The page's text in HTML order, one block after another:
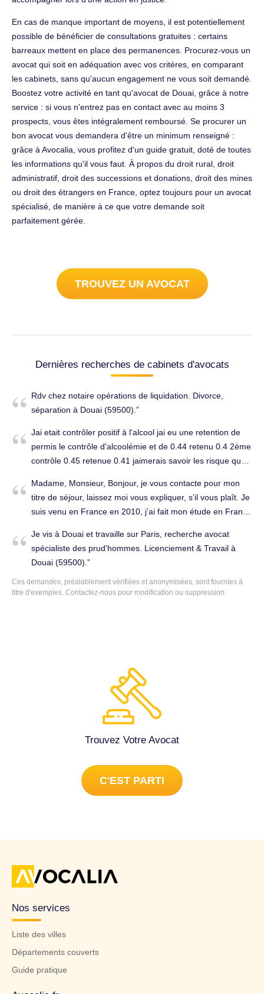
En cas de manque important de moyens, il est potentiellement
possible de bénéficier de consultations gratuites : certains
barreaux mettent en place des permanences. Procurez-vous un
avocat qui soit en adéquation avec vos critères, en comparant
les cabinets, sans qu'aucun engagement ne vous soit demandé.
Boostez votre activité en tant qu'avocat de Douai, grâce à notre
service : si vous n'entrez pas en contact avec au moins 3
prospects, vous êtes intégralement remboursé. Se procurer un
bon avocat vous demandera d'être un minimum renseigné :
grâce à Avocalia, vous profitez d'un guide gratuit, doté de toutes
les informations qu'il vous faut. À propos du droit rural, droit
administratif, droit des successions et donations, droit des mines
ou droit des étrangers en France, optez toujours pour un avocat
spécialisé, de manière à ce que votre demande soit
parfaitement gérée.
TROUVEZ UN AVOCAT
Dernières recherches de cabinets d'avocats
Rdv chez notaire opérations de liquidation. Divorce,
séparation à Douai (59500).
Jai etait contrôler positif à l'alcool jai eu une retention de
permis le contrôle d'alcoolémie et de 0.44 retenu 0.4 2ème
contrôle 0.45 retenue 0.41 jaimerais savoir les risque que
Madame, Monsieur, Bonjour, je vous contacte pour mon
titre de séjour, laissez moi vous expliquer, s’il vous plaît. Je
suis venu en France en 2010, j’ai fait mon étude en France
même temps j’ai obtenu un titre de séjour polognais ( la
date de validation jusqu’à 23 juillet 2020). En 2019, j’ai
decidé d’arrêter mon travail à Pologne et revenir en France
pour gérer un restaurant à Orchies(59310), j’ai acheté 30%
d’action à un prix de 10000 euros. En 20 juillet 2020, je
m’ont donné pas un récepissé. Jusqu’aujour d’hui (26
novembre 2020), je n’ai rien reçu les réponse, ni appel de
téléphone , ni mail. Pendant cette période, j’ai envoyé un
mail, je l’ai téléphoné , et aussi envoyé une lettre
recommandée à la préfecture (ils ont reçu la lettre
recommandée en 13 novembre 2020 ) mais je n’ai toujours
je voudrais résoudre ce problème par des moyens légaux,
après tout, je ne peux pas attendre indéfiniment la
préfecture. J’ai besoin un titre de séjour ou un récepissé
Je vis à Douai et travaille sur Paris, recherche avocat
spécialiste des prud'hommes. Licenciement & Travail à
Douai (59500).
Ces demandes, préalablement vérifiées et anonymisées, sont fournies à
titre d'exemples. Contactez-nous pour modification ou suppression.
Trouvez Votre Avocat
C'EST PARTI
Nos services
Liste des villes
Départements couverts
Guide pratique